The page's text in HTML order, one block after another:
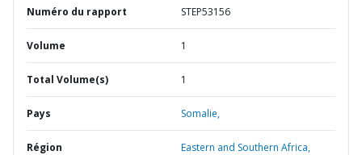
Numéro du rapport STEP53156
Volume 1
Total Volume(s) 1
Pays Somalie,
Région Eastern and Southern Africa,